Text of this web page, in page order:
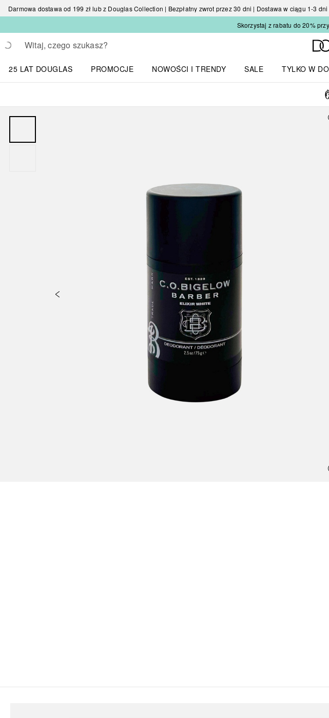
Darmowa dostawa od 199 zł lub z Douglas Collection | Bezpłatny zwrot przez 30 dni | Dostawa w ciągu 1-3
Skorzystaj z rabatu do 20%
Wracać
Wykonaj wyszukiwanie
25 LAT DOUGLAS
PROMOCJE
NOWOŚCI I TRENDY
SALE
TYLKO W